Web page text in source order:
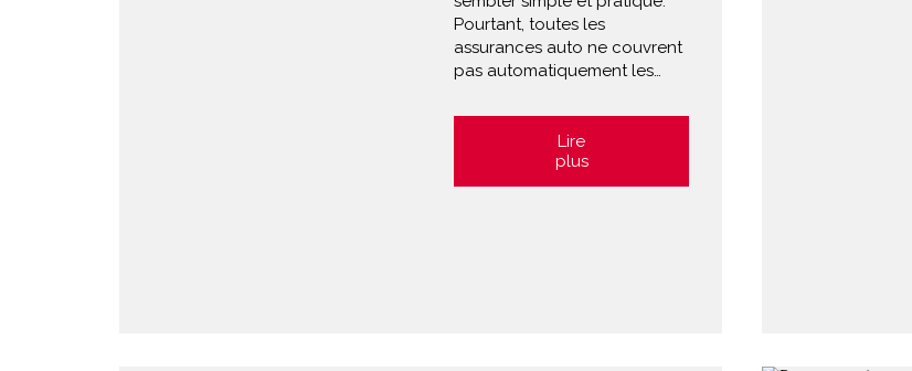
Pourtant, toutes les
assurances auto ne couvrent
pas automatiquement les…
Lire
plus